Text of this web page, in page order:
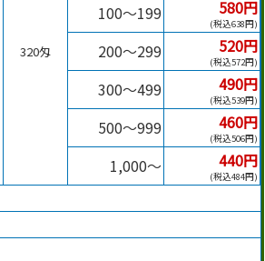
320匁
100～199 580円
638
200～299 520円
572
300～499 490円
539
500～999 460円
506
1,000～ 440円
484